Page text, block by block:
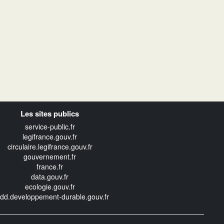
Les sites publics
service-public.fr
legifrance.gouv.fr
circulaire.legifrance.gouv.fr
gouvernement.fr
france.fr
data.gouv.fr
ecologie.gouv.fr
durable.gouv.fr